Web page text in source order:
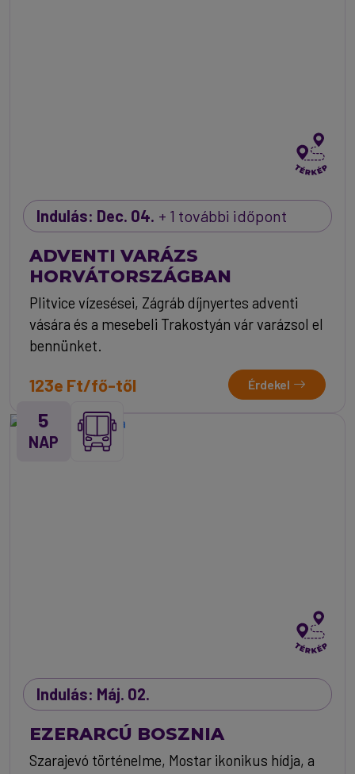
Indulás: Dec. 04. + 1 további időpont
ADVENTI VARÁZS
HORVÁTORSZÁGBAN
Plitvice vízesései, Zágráb díjnyertes adventi
vására és a mesebeli Trakostyán vár varázsol el
bennünket.
123e Ft/fő-től Érdekel
5
NAP
Indulás: Máj. 02.
EZERARCÚ BOSZNIA
Szarajevó történelme, Mostar ikonikus hídja, a